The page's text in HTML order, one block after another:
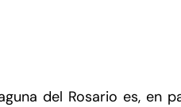
del Rosario es, en